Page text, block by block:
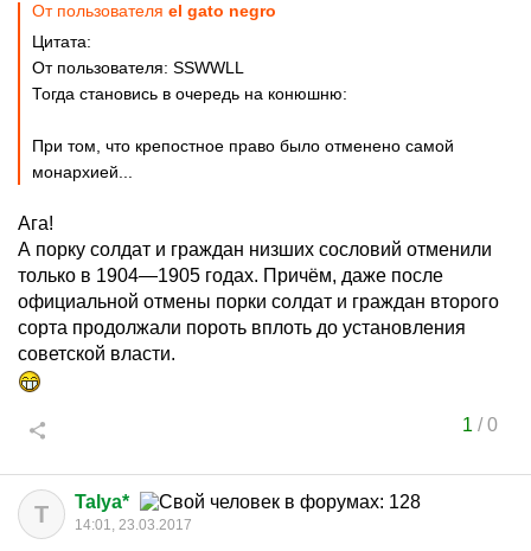
От пользователя el gato negro
Цитата:
От пользователя: SSWWLL
Тогда становись в очередь на конюшню:
При том, что крепостное право было отменено самой
монархией...
Ага!
А порку солдат и граждан низших сословий отменили
только в 1904—1905 годах. Причём, даже после
официальной отмены порки солдат и граждан второго
сорта продолжали пороть вплоть до установления
советской власти.
1 /0
T Talya*
14:01, 23.03.2017